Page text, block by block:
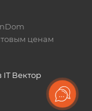
ценам
IT Вектор